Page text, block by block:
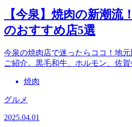
【今泉】焼肉の新潮流
のおすすめ店5選
今泉の焼肉店で迷ったらココ！地
ご紹介。黒毛和牛、ホルモン、佐賀
焼肉
グルメ
2025.04.01